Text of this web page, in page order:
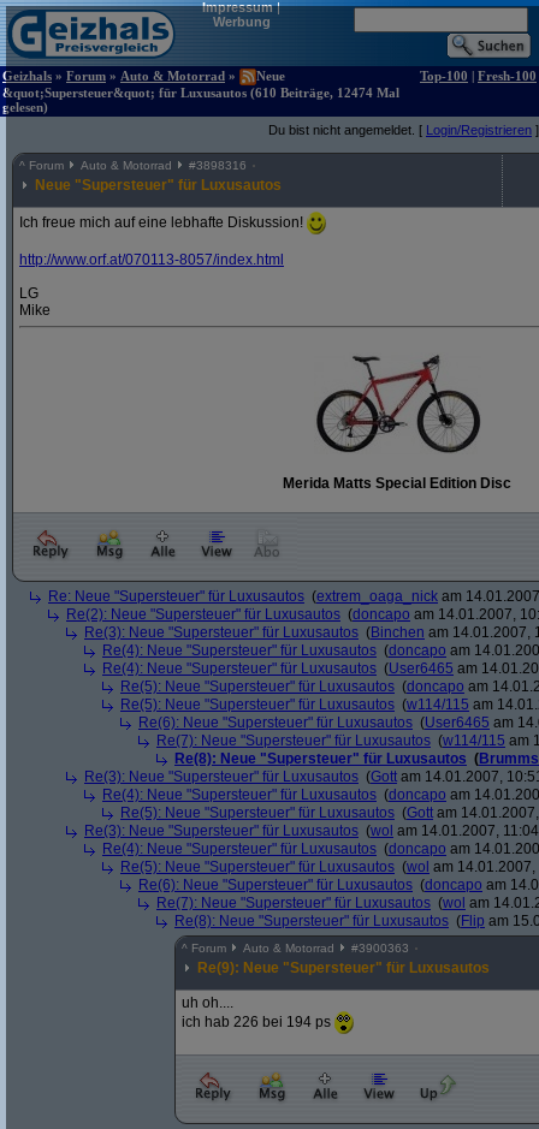
Impressum|
Werbung
Geizhals » Forum » Auto & Motorrad »
Neue
&quot;Supersteuer&quot; für Luxusautos (610 Beiträge, 12474 Mal
gelesen)
Top-100 | Fresh-100
Du bist nicht angemeldet. [ Login/Registrieren ]
^ Forum Auto & Motorrad #3898316
Neue "Supersteuer" für Luxusautos
Ich freue mich auf eine lebhafte Diskussion!
http://www.orf.at/070113-8057/index.html
LG
Mike
Merida Matts Special Edition Disc
Re: Neue "Supersteuer" für Luxusautos (extrem_oaga_nick am
Re(2): Neue "Supersteuer" für Luxusautos (doncapo am 14.01.2007,
Re(3): Neue "Supersteuer" für Luxusautos (Binchen am 14.01.2007,
Re(4): Neue "Supersteuer" für Luxusautos (doncapo am
Re(4): Neue "Supersteuer" für Luxusautos (User6465 am
Re(5): Neue "Supersteuer" für Luxusautos (doncapo am
Re(5): Neue "Supersteuer" für Luxusautos (w114/115 am
Re(6): Neue "Supersteuer" für Luxusautos (User6465 am
Re(7): Neue "Supersteuer" für Luxusautos (w114/115 am
Re(8): Neue "Supersteuer" für Luxusautos (
Re(3): Neue "Supersteuer" für Luxusautos (Gott am 14.01.2007,
Re(4): Neue "Supersteuer" für Luxusautos (doncapo am
Re(5): Neue "Supersteuer" für Luxusautos (Gott am
Re(3): Neue "Supersteuer" für Luxusautos (wol am 14.01.2007,
Re(4): Neue "Supersteuer" für Luxusautos (doncapo am
Re(5): Neue "Supersteuer" für Luxusautos (wol am 14.01.2007,
Re(6): Neue "Supersteuer" für Luxusautos (doncapo am
Re(7): Neue "Supersteuer" für Luxusautos (wol am
Re(8): Neue "Supersteuer" für Luxusautos (Flip am
^ Forum Auto & Motorrad #3900363
Re(9): Neue "Supersteuer" für Luxusautos
uh oh....
ich hab 226 bei 194 ps